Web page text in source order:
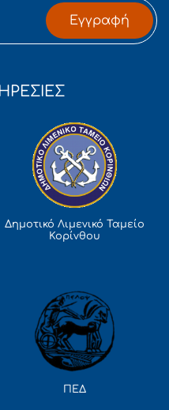
Εγγραφή
Δημοτικό Λιμενικό Ταμείο
Κορίνθου
ΠΕΔ